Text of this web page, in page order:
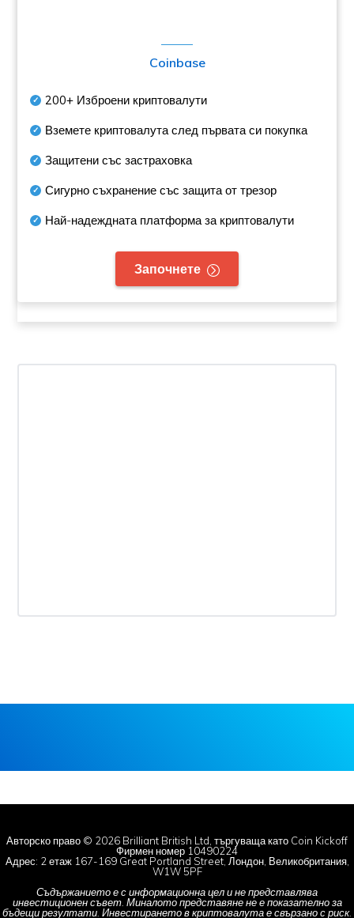
Coinbase
200+ Изброени криптовалути
Вземете криптовалута след първата си покупка
Защитени със застраховка
Сигурно съхранение със защита от трезор
Най-надеждната платформа за криптовалути
Започнете
Авторско право © 2026 Brilliant British Ltd, търгуваща като Coin Kickoff
Фирмен номер 10490224
Адрес: 2 етаж 167-169 Great Portland Street, Лондон, Великобритания,
W1W 5PF
Съдържанието е с информационна цел и не представлява
инвестиционен съвет. Миналото представяне не е показателно за
бъдещи резултати. Инвестирането в криптовалута е свързано с риск.